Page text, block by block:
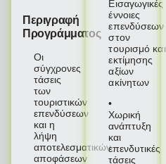
Περιγραφή
Προγράμματος
Οι
σύγχρονες
τάσεις
των
τουριστικών
επενδύσεων
και η
λήψη
αποτελεσματικών
αποφάσεων
Εισαγωγικές
έννοιες
επενδύσεων
στον
τουρισμό και
εκτίμησης
αξίων
ακίνητων
•
Χωρική
ανάπτυξη
και
επενδυτικές
τάσεις